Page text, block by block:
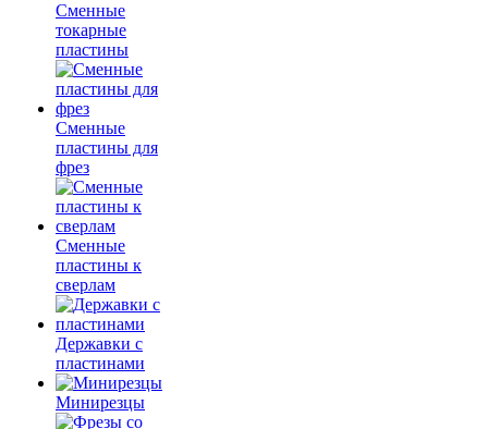
Сменные
токарные
пластины
Сменные
пластины для
фрез
Сменные
пластины к
сверлам
Державки с
пластинами
Минирезцы